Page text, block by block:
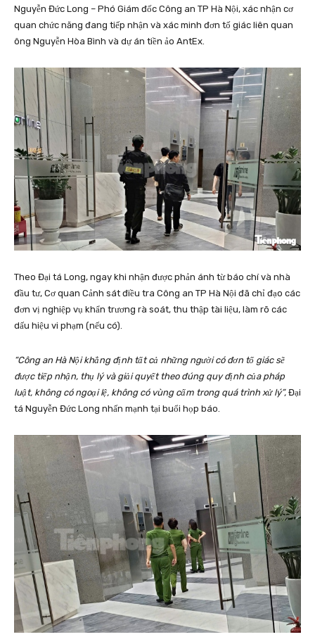
Nguyễn Đức Long – Phó Giám đốc Công an TP Hà Nội, xác nhận cơ
quan chức năng đang tiếp nhận và xác minh đơn tố giác liên quan
ông Nguyễn Hòa Bình và dự án tiền ảo AntEx.
Theo Đại tá Long, ngay khi nhận được phản ánh từ báo chí và nhà
đầu tư, Cơ quan Cảnh sát điều tra Công an TP Hà Nội đã chỉ đạo các
đơn vị nghiệp vụ khẩn trương rà soát, thu thập tài liệu, làm rõ các
dấu hiệu vi phạm (nếu có).
“Công an Hà Nội khẳng định tất cả những người có đơn tố giác sẽ
được tiếp nhận, thụ lý và giải quyết theo đúng quy định của pháp
luật, không có ngoại lệ, không có vùng cấm trong quá trình xử lý”, Đại
tá Nguyễn Đức Long nhấn mạnh tại buổi họp báo.